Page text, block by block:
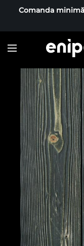
Comanda